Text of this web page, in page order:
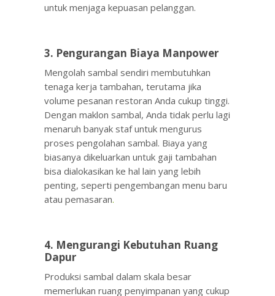
untuk menjaga kepuasan pelanggan.
3. Pengurangan Biaya Manpower
Mengolah sambal sendiri membutuhkan
tenaga kerja tambahan, terutama jika
volume pesanan restoran Anda cukup tinggi.
Dengan maklon sambal, Anda tidak perlu lagi
menaruh banyak staf untuk mengurus
proses pengolahan sambal. Biaya yang
biasanya dikeluarkan untuk gaji tambahan
bisa dialokasikan ke hal lain yang lebih
penting, seperti pengembangan menu baru
atau pemasaran.
4. Mengurangi Kebutuhan Ruang
Dapur
Produksi sambal dalam skala besar
memerlukan ruang penyimpanan yang cukup